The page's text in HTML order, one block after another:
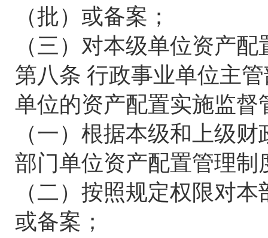
（批）或备案；
（三）对本级单位资产
第八条 行政事业单位主
单位的资产配置实施监
（一）根据本级和上级
部门单位资产配置管理
（二）按照规定权限对
或备案；